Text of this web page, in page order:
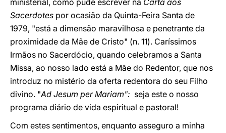
ministerial, como pude escrever na Carta aos
Sacerdotes por ocasião da Quinta-Feira Santa de
1979, "está a dimensão maravilhosa e penetrante da
proximidade da Mãe de Cristo" (n. 11). Caríssimos
Irmãos no Sacerdócio, quando celebramos a Santa
Missa, ao nosso lado está a Mãe do Redentor, que nos
introduz no mistério da oferta redentora do seu Filho
divino. "Ad Jesum per Mariam": seja este o nosso
programa diário de vida espiritual e pastoral!
Com estes sentimentos, enquanto asseguro a minha